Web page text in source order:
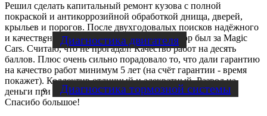
Диагностика двигателя
Диагностика тормозной системы
Решил сделать капитальный ремонт кузова с полной
покраской и антикоррозийной обработкой днища, дверей,
крыльев и порогов. После двухгодовалых поисков надёжного
и качественного сервиса, однозначный выбор был за Magic
Cars. Считаю, что не прогадал! Качество работ на десять
баллов. Плюс очень сильно порадовало то, что дали гарантию
на качество работ минимум 5 лет (на счёт гарантии - время
покажет). Коллектив отличный и адекватный. Развод на
деньги при низком качестве работ - отсутствует напрочь!
Спасибо большое!